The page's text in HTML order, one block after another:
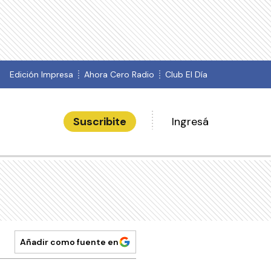
Edición Impresa Ahora Cero Radio Club El Día
Suscribite Ingresá
Añadir como fuente en